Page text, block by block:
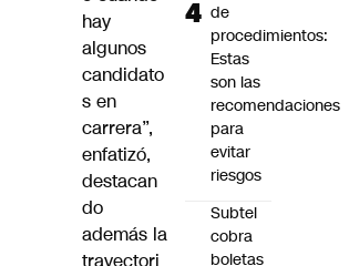
hay
algunos
candidato
s en
carrera”,
enfatizó,
destacan
do
además la
de
procedimientos:
Estas
son las
recomendaciones
para
evitar
riesgos
Subtel
cobra
boletas